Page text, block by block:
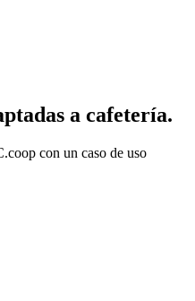
a cafetería.
con un caso de uso